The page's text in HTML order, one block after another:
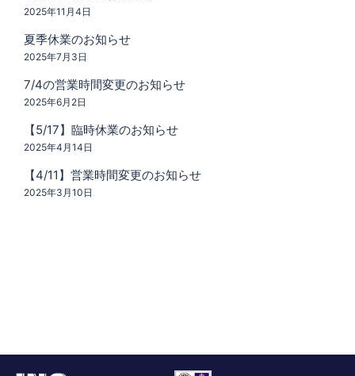
2025年11月4日
夏季休業のお知らせ
2025年7月3日
7/4の営業時間変更のお知らせ
2025年6月2日
【5/17】臨時休業のお知らせ
2025年4月14日
【4/11】営業時間変更のお知らせ
2025年3月10日